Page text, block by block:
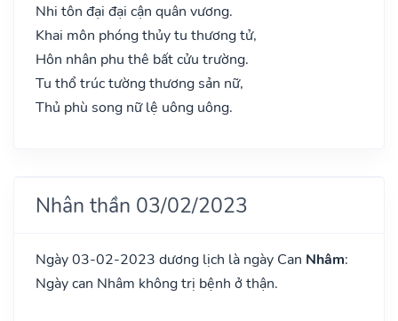
Nhi tôn đại đại cận quân vương.
Khai môn phóng thủy tu thương tử,
Hôn nhân phu thê bất cửu trường.
Tu thổ trúc tường thương sản nữ,
Thủ phù song nữ lệ uông uông.
Nhân thần 03/02/2023
Ngày 03-02-2023 dương lịch là ngày Can Nhâm:
Ngày can Nhâm không trị bệnh ở thận.